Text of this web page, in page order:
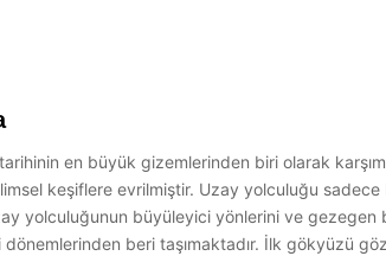
en büyük gizemlerinden biri olarak
keşiflere evrilmiştir. Uzay yolculuğu sadece
yolculuğunun büyüleyici yönlerini ve gezegen
beri taşımaktadır. İlk gökyüzü